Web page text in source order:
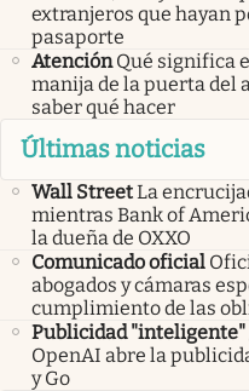
extranjeros que hayan
pasaporte
Atención Qué significa
manija de la puerta del
saber qué hacer
Últimas noticias
Wall StreetLa
mientras Bank of
la dueña de OXXO
Comunicado oficial
abogados y cámaras
cumplimiento de las
Publicidad "inteligente"
OpenAI abre la
y Go